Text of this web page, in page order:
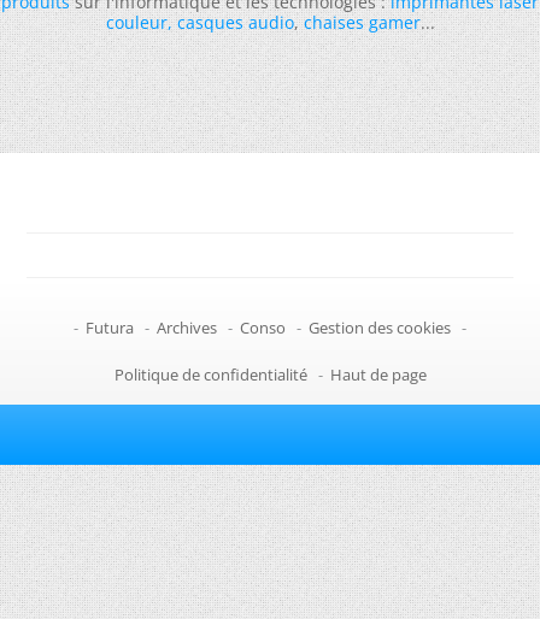
couleur,casques audio,chaises gamer...
- Futura - Archives - Conso - Gestion des cookies -
Politique de confidentialité - Haut de page